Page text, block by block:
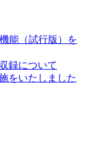
能（試行版）を
録について
をいたしました